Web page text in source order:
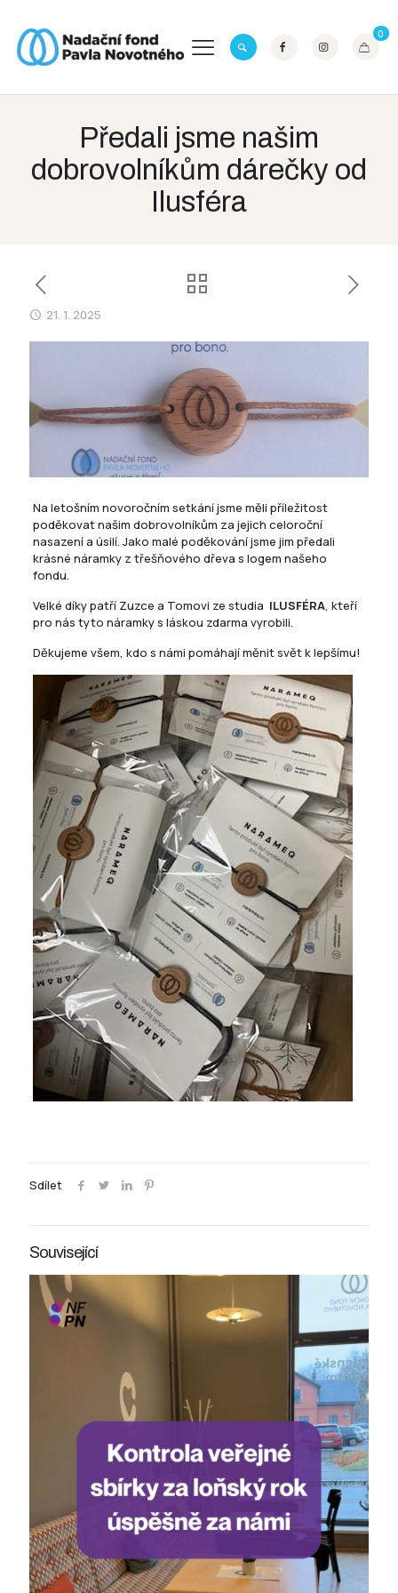
0
Předali jsme našim
dobrovolníkům dárečky od
Ilusféra
21. 1. 2025
Na letošním novoročním setkání jsme měli příležitost
poděkovat našim dobrovolníkům za jejich celoroční
nasazení a úsilí. Jako malé poděkování jsme jim předali
krásné náramky z třešňového dřeva s logem našeho
fondu.
Velké díky patří Zuzce a Tomovi ze studia ILUSFÉRA, kteří
pro nás tyto náramky s láskou zdarma vyrobili.
Děkujeme všem, kdo s námi pomáhají měnit svět k lepšímu!
Sdílet
Související